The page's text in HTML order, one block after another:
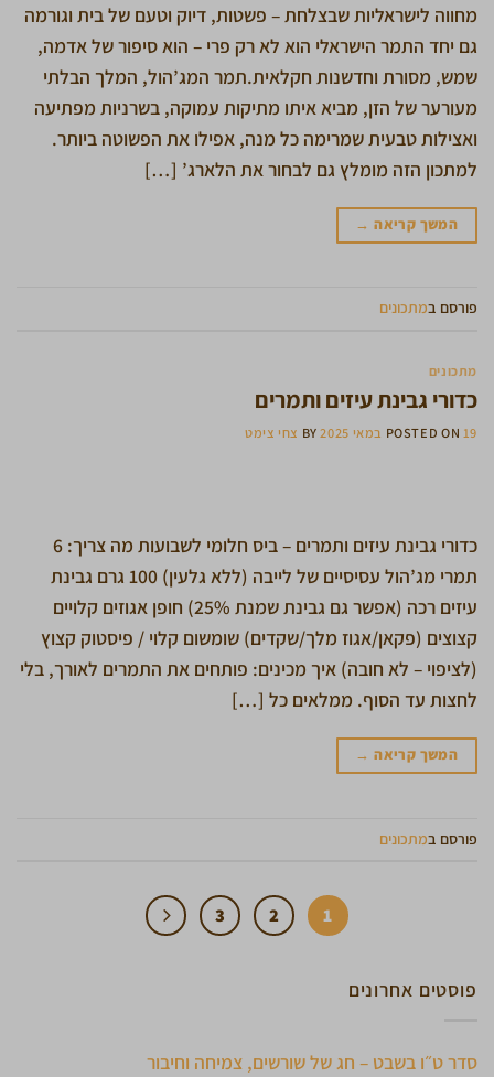
מחווה לישראליות שבצלחת – פשטות, דיוק וטעם של בית וגורמה
גם יחד התמר הישראלי הוא לא רק פרי – הוא סיפור של אדמה,
שמש, מסורת וחדשנות חקלאית.תמר המג’הול, המלך הבלתי
מעורער של הזן, מביא איתו מתיקות עמוקה, בשרניות מפתיעה
ואצילות טבעית שמרימה כל מנה, אפילו את הפשוטה ביותר.
למתכון הזה מומלץ גם לבחור את הלארג’ […]
המשך קריאה→
פורסם במתכונים
מתכונים
כדורי גבינת עיזים ותמרים
POSTED ON19 במאי 2025 BYצחי צימט
כדורי גבינת עיזים ותמרים – ביס חלומי לשבועות מה צריך: 6
תמרי מג’הול עסיסיים של לייבה (ללא גלעין) 100 גרם גבינת
עיזים רכה (אפשר גם גבינת שמנת 25%) חופן אגוזים קלויים
קצוצים (פקאן/אגוז מלך/שקדים) שומשום קלוי / פיסטוק קצוץ
(לציפוי – לא חובה) איך מכינים: פותחים את התמרים לאורך, בלי
לחצות עד הסוף. ממלאים כל […]
המשך קריאה→
פורסם במתכונים
1
2
3
פוסטים אחרונים
סדר ט״ו בשבט – חג של שורשים, צמיחה וחיבור